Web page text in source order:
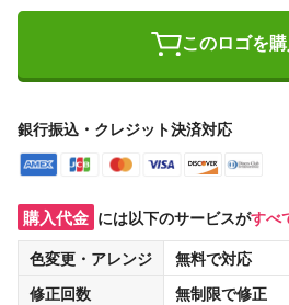
このロゴを
銀行振込・クレジット決済対応
購入代金 には以下のサービスがすべ
色変更・アレンジ
無料で対応
修正回数
無制限で修正